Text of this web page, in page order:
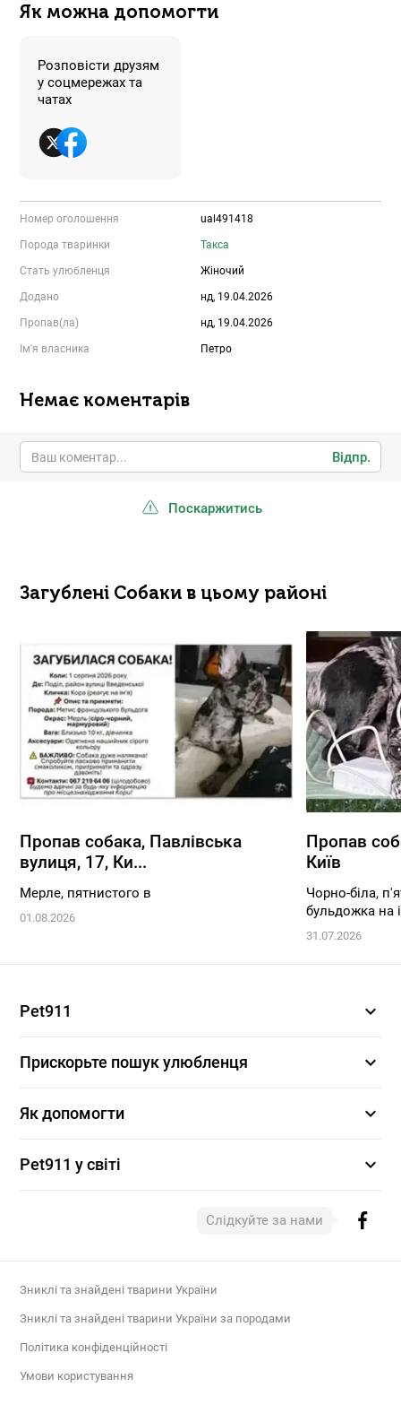
Як можна допомогти
Розповісти друзям
у соцмережах та
чатах
Номер оголошення ual491418
Порода тваринки Такса
Стать улюбленця Жіночий
Додано нд, 19.04.2026
Пропав(ла) нд, 19.04.2026
Ім'я власника Петро
Немає коментарів
Відпр.
Поскаржитись
Загублені Собаки в цьому районі
Пропав собака, Павлівська
вулиця, 17, Ки...
Мерле, пятнистого в
01.08.2026
Пропав
Київ
Чорно-біла,
бульдожка на
31.07.2026
Pet911 expand_more
Прискорьте пошук улюбленця expand_more
Як допомогти expand_more
Pet911 у світі expand_more
Слідкуйте за нами
Зниклі та знайдені тварини України
Зниклі та знайдені тварини України за породами
Політика конфіденційності
Умови користування